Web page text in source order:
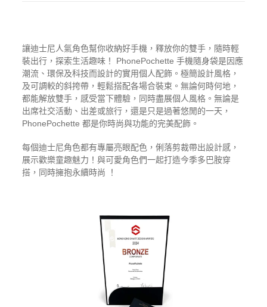
讓迪士尼人氣角色幫你收納好手機，釋放你的雙手，隨時輕
裝出行，探索生活趣味！ PhonePochette 手機隨身袋是因應
潮流、環保及科技而設計的實用個人配飾。極簡設計風格，
及可調較的斜挎帶，輕鬆搭配各場合裝束。無論何時何地，
都能解放雙手，感受當下體驗，同時盡展個人風格。無論是
出席社交活動、出差或旅行，還是只是過著悠閒的一天，
PhonePochette 都是你時尚與功能的完美配飾。
每個迪士尼角色都有專屬亮眼配色，俐落剪裁帶出設計感，
展示歡樂童趣魅力！與可愛角色們一起打造今季多巴胺穿
搭，同時擁抱永續時尚 ！